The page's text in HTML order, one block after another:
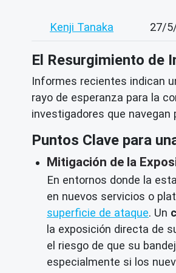
Kenji Tanaka 27/
El Resurgimiento de
Informes recientes indican
rayo de esperanza para la
investigadores que
Puntos Clave para
Mitigación de la
En entornos donde la
en nuevos servicios o
superficie de ataque. Un
la exposición directa de
el riesgo de que su
especialmente si los